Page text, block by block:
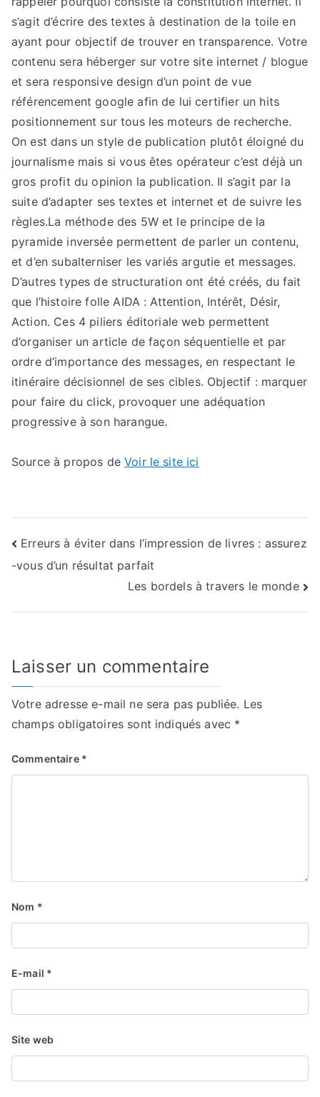
s’agit d’écrire des textes à destination de la toile en
ayant pour objectif de trouver en transparence. Votre
contenu sera héberger sur votre site internet / blogue
et sera responsive design d’un point de vue
référencement google afin de lui certifier un hits
positionnement sur tous les moteurs de recherche.
On est dans un style de publication plutôt éloigné du
journalisme mais si vous êtes opérateur c’est déjà un
gros profit du opinion la publication. Il s’agit par la
suite d’adapter ses textes et internet et de suivre les
règles.La méthode des 5W et le principe de la
pyramide inversée permettent de parler un contenu,
et d’en subalterniser les variés argutie et messages.
D’autres types de structuration ont été créés, du fait
que l’histoire folle AIDA : Attention, Intérêt, Désir,
Action. Ces 4 piliers éditoriale web permettent
d’organiser un article de façon séquentielle et par
ordre d’importance des messages, en respectant le
itinéraire décisionnel de ses cibles. Objectif : marquer
pour faire du click, provoquer une adéquation
progressive à son harangue.
Source à propos deVoir le site ici
Navigation
de
l’article
Erreurs à éviter dans l’impression de livres : assurez
-vous d’un résultat parfait
Les bordels à travers le monde
Laisser un commentaire
Votre adresse e-mail ne sera pas publiée. Les
champs obligatoires sont indiqués avec *
Commentaire *
Nom *
E-mail *
Site web